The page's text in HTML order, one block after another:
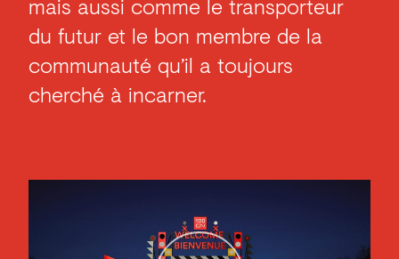
du futur et le bon membre de la
communauté qu’il a toujours
cherché à incarner.